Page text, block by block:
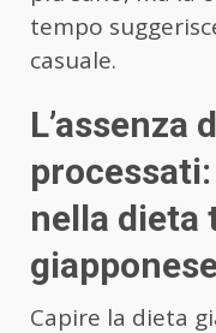
tempo
casuale.
L’assenza
processati:
nella dieta
Capire la dieta